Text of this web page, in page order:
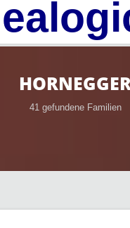
41 gefundene Familien